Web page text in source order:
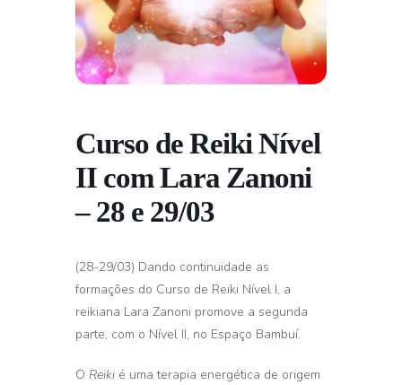
Curso de Reiki Nível
II com Lara Zanoni
– 28 e 29/03
(28-29/03) Dando continuidade as
formações do Curso de Reiki Nível I, a
reikiana Lara Zanoni promove a segunda
parte, com o Nível II, no Espaço Bambuí.
O Reiki é uma terapia energética de origem